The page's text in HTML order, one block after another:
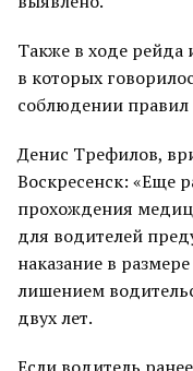
Также в ходе рейда
в которых
соблюдении
Денис Трефилов,
Воскресенск: «Еще
прохождения
для водителей
наказание в
лишением
двух лет.